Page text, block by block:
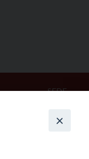
SEDE
Mirteto (Rieti)